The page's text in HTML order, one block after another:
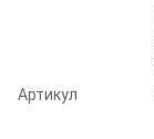
Артикул